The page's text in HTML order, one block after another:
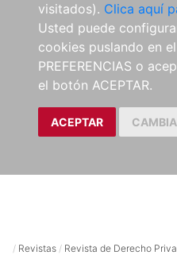
visitados). Clica aquí
Usted puede
cookies puslando en
PREFERENCIAS o
el botón ACEPTAR.
ACEPTAR
/ Revistas / Revista de Derecho